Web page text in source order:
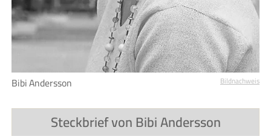
Bibi Andersson Bildnachweis
Steckbrief von Bibi Andersson